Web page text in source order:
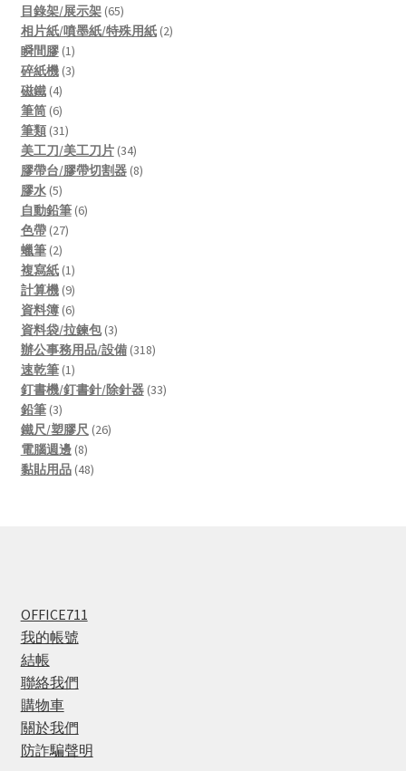
product
目錄架/展示架 6565
products
相片紙/噴墨紙/特殊用紙 22
瞬間膠 11
product
碎紙機 33
磁鐵 44
products
筆筒 66
products
筆類 3131
products
美工刀/美工刀片 3434
products
膠帶台/膠帶切割器 88
膠水 55
products
自動鉛筆 66
色帶 2727
蠟筆 22
products
複寫紙 11
product
計算機 99
products
資料簿 66
products
資料袋/拉鍊包 33
products
辦公事務用品/設備 318318
速乾筆 11
product
釘書機/釘書針/除針器 3333
鉛筆 33
products
鐵尺/塑膠尺 2626
電腦週邊 88
products
黏貼用品 4848
OFFICE711
我的帳號
結帳
聯絡我們
購物車
關於我們
防詐騙聲明